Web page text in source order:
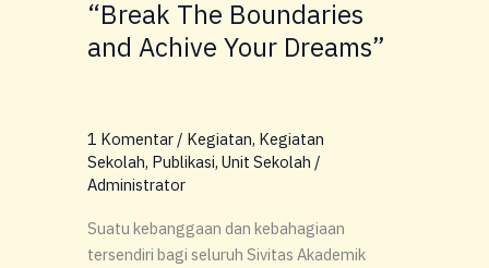
“Break The Boundaries
and Achive Your Dreams”
1 Komentar / Kegiatan, Kegiatan
Sekolah, Publikasi, Unit Sekolah /
Administrator
Suatu kebanggaan dan kebahagiaan
tersendiri bagi seluruh Sivitas Akademik
2018
“Break
Achive
Your